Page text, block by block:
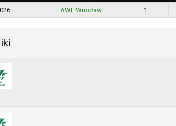
AWF Wrocław 1